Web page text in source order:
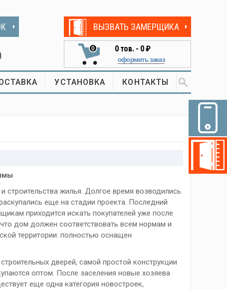
ВЫЗВАТЬ ЗАМЕРЩИКА
0 0тов. - 0 ₽
оформить заказ
УСТАНОВКА КОНТАКТЫ
строительства жилья. Долгое время возводились
еще на стадии проекта. Последний
приходится искать покупателей уже после
дом должен соответствовать всем нормам и
территории: полностью оснащен
дверей, самой простой конструкции
оптом. После заселения новые хозяева
еще одна категория новостроек,